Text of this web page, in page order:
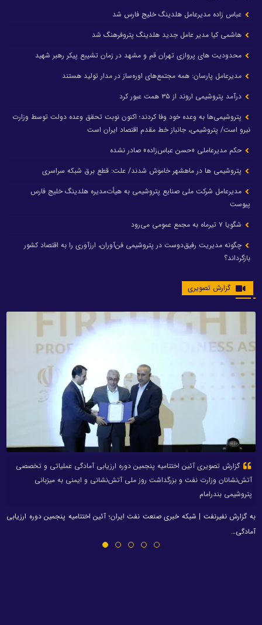
عباس زاده مدیرعامل هلدینگ خلیج فارس شد
هاشمی کیا مدیر عامل جدید هلدینگ پتروفرهنگ شد
محدودیت های پروازی تهران قم و مشهد در زمان تشییع پیکر رهبر شهید
مدیرعامل پارسان: همه مجتمع‌های اوره‌ساز در مدار تولید هستند
درآمد پتروشیمی اروند از ۳۵ همت عبور کرد
پتروشیمی‌ها به وعده خود وفا کردند؛ اکنون نوبت تحقق وعده دولت توسط وزارت
نیرو است/ پتروشیمی، جانباز خط مقدم اقتصاد ایران است
حکم مدیرعاملی «حسن عباس‌زاده» صادر نشده
پتروشیمی ها در ماهشهر خاموش شدند/ علت: قطع برق شبکه سراسری
مدیرعامل شرکت ملی صنایع پتروشیمی به هیأت‌مدیره هلدینگ خلیج فارس
پیوست
شگویا ۷ تیرماه به مجمع عمومی می‌رود
چگونه مدیریت رفیق‌دوست در پتروشیمی فن‌آوران، ارزآوری را به اقتصاد کشور
بازگرداند؟
گزارش تصویری
گزارش تصویری آئین اختتامیه پنجمین دوره ارزیابی آمادگی عملیاتی و تخصصی
آتش‌نشانان وزارت نفت و بزرگداشت روز ملی آتش‌نشانی و ایمنی به میزبانی
پتروشیمی بندرامام
به گزارش نفیرنفت | شبکه خبری صنعت نفت ایران؛ آئین اختتامیه پنجمین دوره ارزیابی
آمادگی…